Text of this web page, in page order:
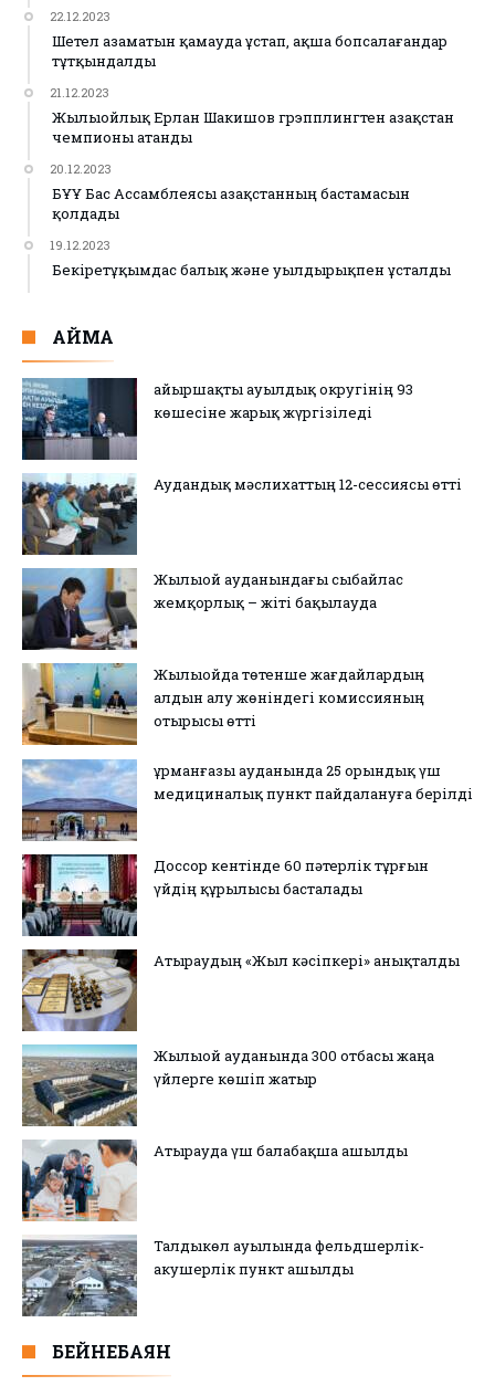
22.12.2023
Шетел азаматын қамауда ұстап, ақша бопсалағандар
тұтқындалды
21.12.2023
Жылыойлық Ерлан Шакишов грэпплингтен Қазақстан
чемпионы атанды
20.12.2023
БҰҰ Бас Ассамблеясы Қазақстанның бастамасын
қолдады
19.12.2023
Бекіретұқымдас балық және уылдырықпен ұсталды
АЙМАҚ
Қайыршақты ауылдық округінің 93
көшесіне жарық жүргізіледі
Аудандық мәслихаттың 12-сессиясы өтті
Жылыой ауданындағы сыбайлас
жемқорлық – жіті бақылауда
Жылыойда төтенше жағдайлардың
алдын алу жөніндегі комиссияның
отырысы өтті
Құрманғазы ауданында 25 орындық үш
медициналық пункт пайдалануға берілді
Доссор кентінде 60 пәтерлік тұрғын
үйдің құрылысы басталады
Атыраудың «Жыл кәсіпкері» анықталды
Жылыой ауданында 300 отбасы жаңа
үйлерге көшіп жатыр
Атырауда үш балабақша ашылды
Талдыкөл ауылында фельдшерлік-
акушерлік пункт ашылды
БЕЙНЕБАЯН